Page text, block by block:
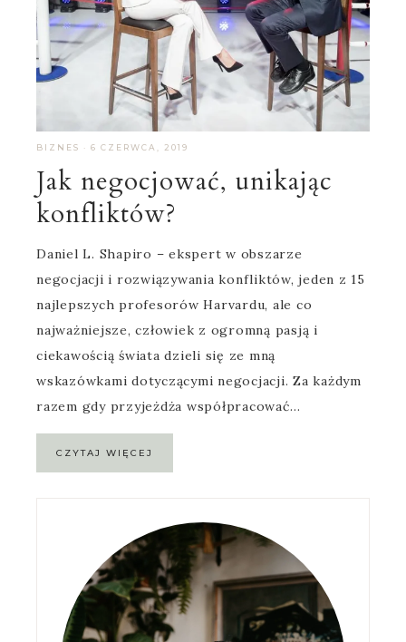
BIZNES · 6 CZERWCA, 2019
Jak negocjować, unikając
konfliktów?
Daniel L. Shapiro – ekspert w obszarze
negocjacji i rozwiązywania konfliktów, jeden z 15
najlepszych profesorów Harvardu, ale co
najważniejsze, człowiek z ogromną pasją i
ciekawością świata dzieli się ze mną
wskazówkami dotyczącymi negocjacji. Za każdym
razem gdy przyjeżdża współpracować…
CZYTAJ WIĘCEJ